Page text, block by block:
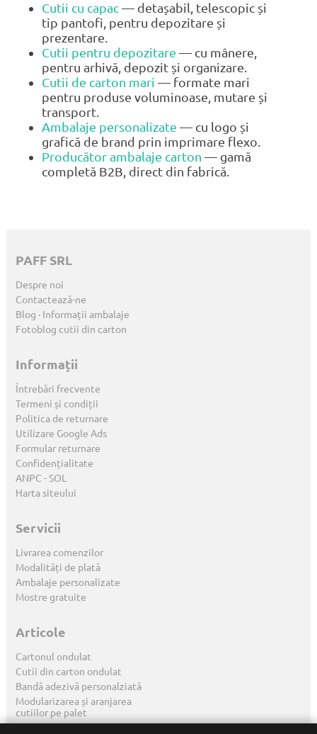
Cutii cu capac — detașabil, telescopic și
tip pantofi, pentru depozitare și
prezentare.
Cutii pentru depozitare — cu mânere,
pentru arhivă, depozit și organizare.
Cutii de carton mari — formate mari
pentru produse voluminoase, mutare și
transport.
Ambalaje personalizate — cu logo și
grafică de brand prin imprimare flexo.
Producător ambalaje carton — gamă
completă B2B, direct din fabrică.
PAFF SRL
Despre noi
Contactează-ne
Blog · Informații ambalaje
Fotoblog cutii din carton
Informații
Întrebări frecvente
Termeni și condiții
Politica de returnare
Utilizare Google Ads
Formular returnare
Confidențialitate
ANPC -SOL
Harta siteului
Servicii
Livrarea comenzilor
Modalități de plată
Ambalaje personalizate
Mostre gratuite
Articole
Cartonul ondulat
Cutii din carton ondulat
Bandă adezivă personalziată
Modularizarea și aranjarea
cutiilor pe palet